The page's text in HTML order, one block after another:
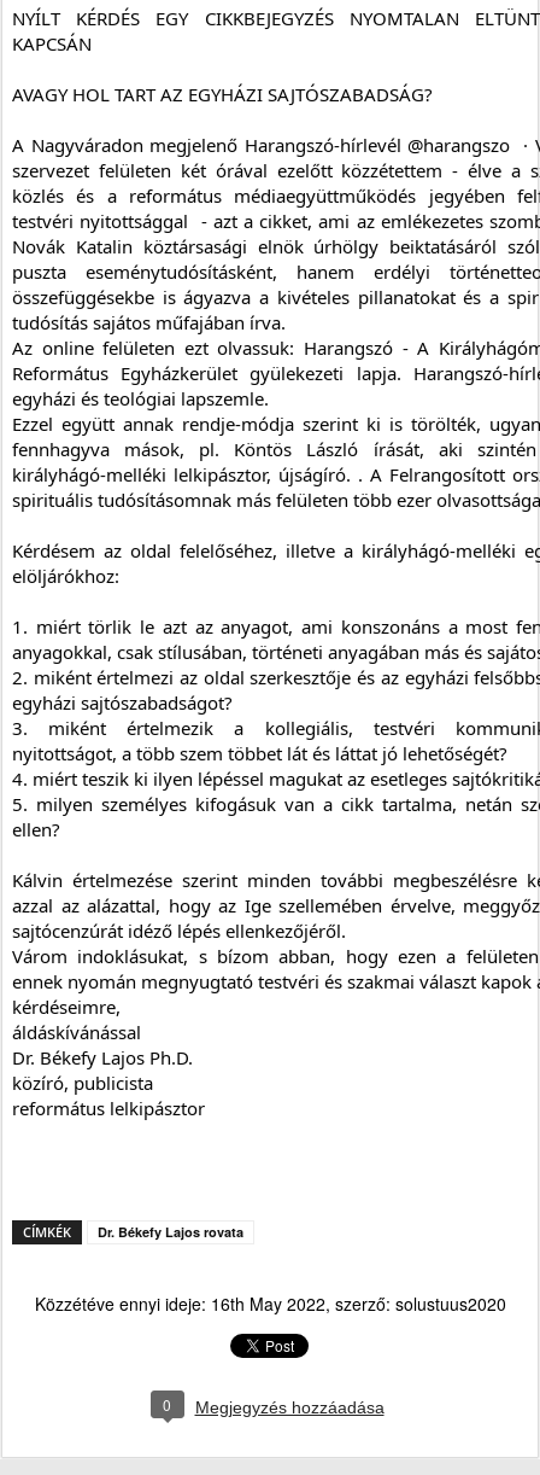
NYÍLT KÉRDÉS EGY CIKKBEJEGYZÉS NYOMTALAN
KAPCSÁN
AVAGY HOL TART AZ EGYHÁZI SAJTÓSZABADSÁG?
A Nagyváradon megjelenő Harangszó-hírlevél @harangszo  ·
szervezet felületen két órával ezelőtt közzétettem - élve a
közlés és a református médiaegyüttműködés jegyében
testvéri nyitottsággal  - azt a cikket, ami az emlékezetes
Novák Katalin köztársasági elnök úrhölgy beiktatásáról
puszta eseménytudósításként, hanem erdélyi
összefüggésekbe is ágyazva a kivételes pillanatokat és a
tudósítás sajátos műfajában írva.
Az online felületen ezt olvassuk: Harangszó - A
Református Egyházkerület gyülekezeti lapja. Harangszó-
egyházi és teológiai lapszemle.
Ezzel együtt annak rendje-módja szerint ki is törölték,
fennhagyva mások, pl. Köntös László írását, aki
királyhágó-melléki lelkipásztor, újságíró. . A Felrangosított
spirituális tudósításomnak más felületen több ezer
Kérdésem az oldal felelőséhez, illetve a királyhágó-melléki
elöljárókhoz:
1. miért törlik le azt az anyagot, ami konszonáns a most
anyagokkal, csak stílusában, történeti anyagában más és
2. miként értelmezi az oldal szerkesztője és az egyházi
egyházi sajtószabadságot?
3. miként értelmezik a kollegiális, testvéri
nyitottságot, a több szem többet lát és láttat jó lehetőségét?
4. miért teszik ki ilyen lépéssel magukat az esetleges
5. milyen személyes kifogásuk van a cikk tartalma, netán
ellen?
Kálvin értelmezése szerint minden további megbeszélésre
azzal az alázattal, hogy az Ige szellemében érvelve,
sajtócenzúrát idéző lépés ellenkezőjéről.
Várom indoklásukat, s bízom abban, hogy ezen a
ennek nyomán megnyugtató testvéri és szakmai választ kapok
kérdéseimre,
áldáskívánással
Dr. Békefy Lajos Ph.D.
közíró, publicista
református lelkipásztor
CÍMKÉK Dr. Békefy Lajos rovata
Közzétéve ennyi ideje: 16th May 2022, szerző: solustuus2020
0 Megjegyzés hozzáadása